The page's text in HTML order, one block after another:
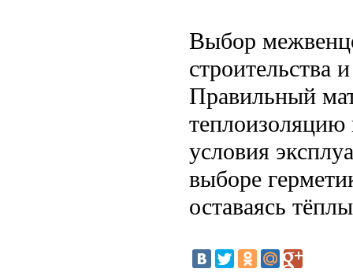
Выбор
строительства
Правильный
условия
выборе
оставаясь